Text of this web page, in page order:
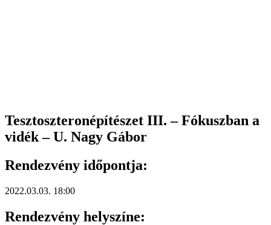
Tesztoszteronépítészet III. – Fókuszban a
vidék – U. Nagy Gábor
Rendezvény időpontja:
2022.03.03. 18:00
Rendezvény helyszíne: